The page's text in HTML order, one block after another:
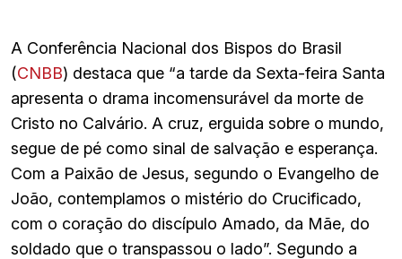
A Conferência Nacional dos Bispos do Brasil
(CNBB) destaca que “a tarde da Sexta-feira Santa
apresenta o drama incomensurável da morte de
Cristo no Calvário. A cruz, erguida sobre o mundo,
segue de pé como sinal de salvação e esperança.
Com a Paixão de Jesus, segundo o Evangelho de
João, contemplamos o mistério do Crucificado,
com o coração do discípulo Amado, da Mãe, do
soldado que o transpassou o lado”. Segundo a